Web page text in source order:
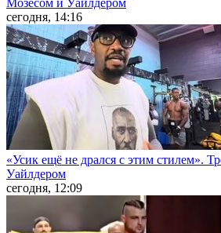
сегодня, 14:16
«Усик ещё не дрался с этим стилем».
Уайлдером
сегодня, 12:09